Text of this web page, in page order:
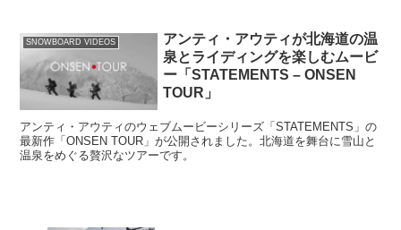
SNOWBOARD VIDEOS
アンティ・アウティが北海道の温
泉とライディングを楽しむムービ
ー「STATEMENTS – ONSEN
TOUR」
アンティ・アウティのウェブムービーシリーズ「STATEMENTS」の
最新作「ONSEN TOUR」が公開されました。北海道を舞台に雪山と
温泉をめぐる贅沢なツアーです。